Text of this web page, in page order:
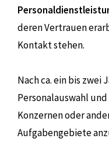
deren Vertrauen
Kontakt stehen.
Nach ca. ein bis zwei
Personalauswahl
Konzernen oder
Aufgabengebiete